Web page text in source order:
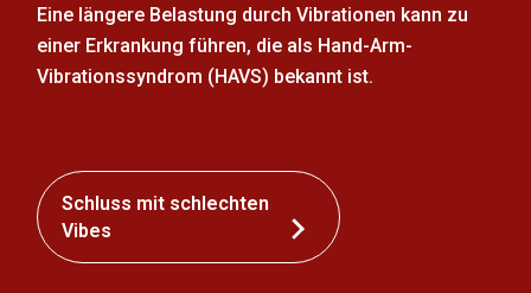
Eine längere Belastung durch Vibrationen kann zu
einer Erkrankung führen, die als Hand-Arm-
Vibrationssyndrom (HAVS) bekannt ist.
Schluss mit schlechten
Vibes